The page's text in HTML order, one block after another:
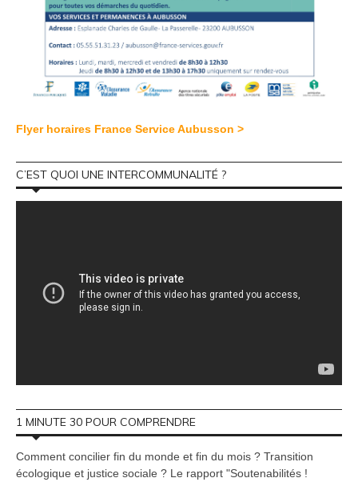
Flyer horaires France Service Aubusson >
C’EST QUOI UNE INTERCOMMUNALITÉ ?
1 MINUTE 30 POUR COMPRENDRE
Comment concilier fin du monde et fin du mois ? Transition
écologique et justice sociale ? Le rapport "Soutenabilités !